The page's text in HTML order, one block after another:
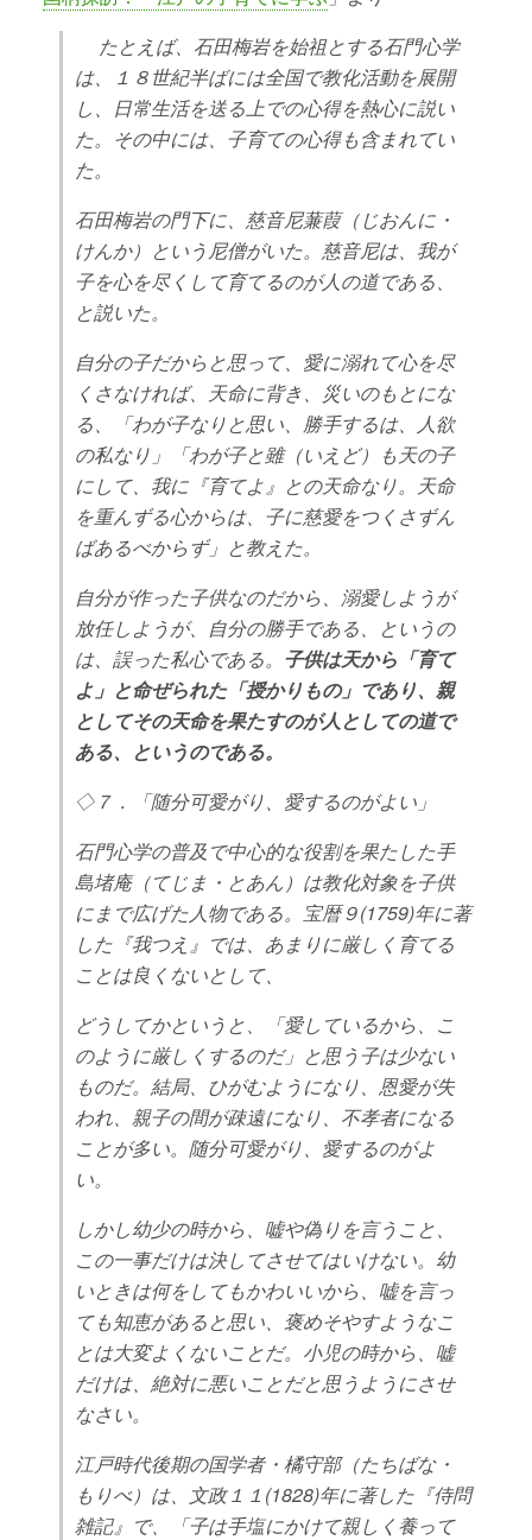
たとえば、石田梅岩を始祖とする石門心学
は、１８世紀半ばには全国で教化活動を展開
し、日常生活を送る上での心得を熱心に説い
た。その中には、子育ての心得も含まれてい
た。
石田梅岩の門下に、慈音尼蒹葭（じおんに・
けんか）という尼僧がいた。慈音尼は、我が
子を心を尽くして育てるのが人の道である、
と説いた。
自分の子だからと思って、愛に溺れて心を尽
くさなければ、天命に背き、災いのもとにな
る、「わが子なりと思い、勝手するは、人欲
の私なり」「わが子と雖（いえど）も天の子
にして、我に『育てよ』との天命なり。天命
を重んずる心からは、子に慈愛をつくさずん
ばあるべからず」と教えた。
自分が作った子供なのだから、溺愛しようが
放任しようが、自分の勝手である、というの
は、誤った私心である。 子供は天から「育て
よ」と命ぜられた「授かりもの」であり、親
としてその天命を果たすのが人としての道で
ある、というのである。
◇７．「随分可愛がり、愛するのがよい」
石門心学の普及で中心的な役割を果たした手
島堵庵（てじま・とあん）は教化対象を子供
にまで広げた人物である。宝暦９(1759)年に著
した『我つえ』では、あまりに厳しく育てる
ことは良くないとして、
どうしてかというと、「愛しているから、こ
のように厳しくするのだ」と思う子は少ない
ものだ。結局、ひがむようになり、恩愛が失
われ、親子の間が疎遠になり、不孝者になる
ことが多い。随分可愛がり、愛するのがよ
い。
しかし幼少の時から、嘘や偽りを言うこと、
この一事だけは決してさせてはいけない。幼
いときは何をしてもかわいいから、嘘を言っ
ても知恵があると思い、褒めそやすようなこ
とは大変よくないことだ。小児の時から、嘘
だけは、絶対に悪いことだと思うようにさせ
なさい。
江戸時代後期の国学者・橘守部（たちばな・
もりべ）は、文政１１(1828)年に著した『侍問
雑記』で、「子は手塩にかけて親しく養って